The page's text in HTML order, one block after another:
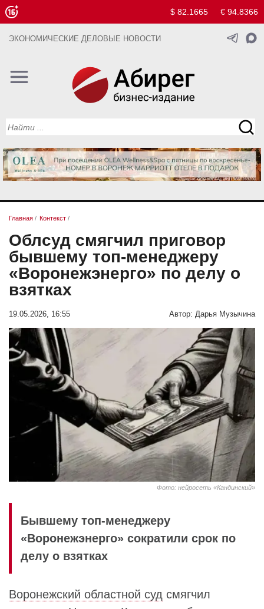
$ 82.1665 € 94.8366
ЭКОНОМИЧЕСКИЕ ДЕЛОВЫЕ НОВОСТИ
Главная / Контекст /
Облсуд смягчил приговор
бывшему топ-менеджеру
«Воронежэнерго» по делу о
взятках
19.05.2026, 16:55 Автор: Дарья Музычина
Фото: нейросеть «Кандинский»
Бывшему топ-менеджеру
«Воронежэнерго» сократили срок по
делу о взятках
Воронежский областной суд смягчил